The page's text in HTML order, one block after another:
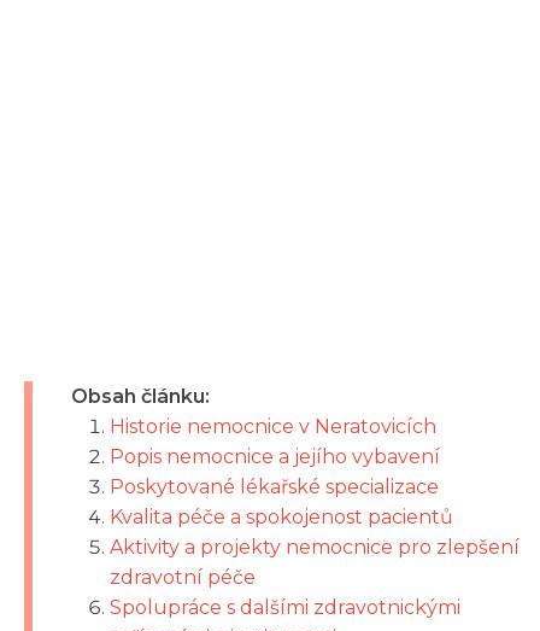
Obsah článku:
Historie nemocnice v Neratovicích
Popis nemocnice a jejího vybavení
Poskytované lékařské specializace
Kvalita péče a spokojenost pacientů
Aktivity a projekty nemocnice pro zlepšení
zdravotní péče
Spolupráce s dalšími zdravotnickými